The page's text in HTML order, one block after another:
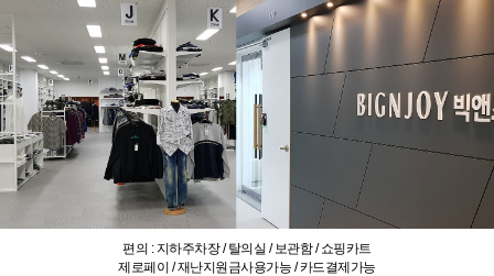
편의 : 지하주차장 / 탈의실 / 보관함 / 쇼핑카트
제로페이 / 재난지원금사용가능 / 카드결제가능